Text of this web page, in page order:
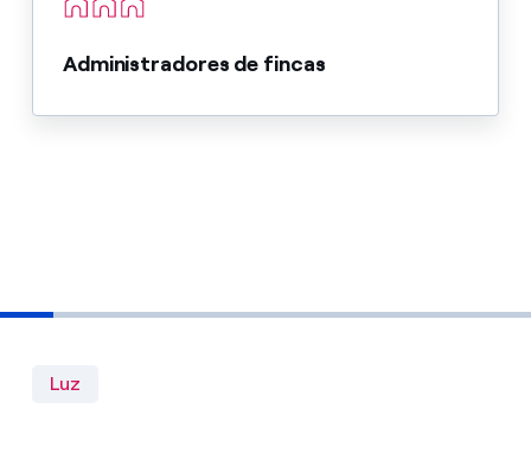
Administradores de fincas
Luz